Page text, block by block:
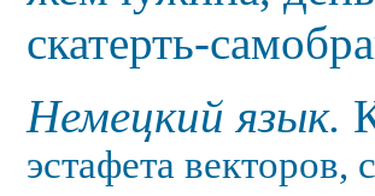
скатерть-
Немецкий язык.
эстафета